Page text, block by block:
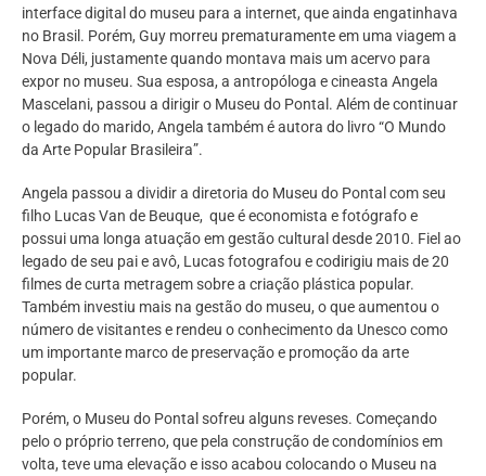
interface digital do museu para a internet, que ainda engatinhava
no Brasil. Porém, Guy morreu prematuramente em uma viagem a
Nova Déli, justamente quando montava mais um acervo para
expor no museu. Sua esposa, a antropóloga e cineasta Angela
Mascelani, passou a dirigir o Museu do Pontal. Além de continuar
o legado do marido, Angela também é autora do livro “O Mundo
da Arte Popular Brasileira”.
Angela passou a dividir a diretoria do Museu do Pontal com seu
filho Lucas Van de Beuque, que é economista e fotógrafo e
possui uma longa atuação em gestão cultural desde 2010. Fiel ao
legado de seu pai e avô, Lucas fotografou e codirigiu mais de 20
filmes de curta metragem sobre a criação plástica popular.
Também investiu mais na gestão do museu, o que aumentou o
número de visitantes e rendeu o conhecimento da Unesco como
um importante marco de preservação e promoção da arte
popular.
Porém, o Museu do Pontal sofreu alguns reveses. Começando
pelo o próprio terreno, que pela construção de condomínios em
volta, teve uma elevação e isso acabou colocando o Museu na